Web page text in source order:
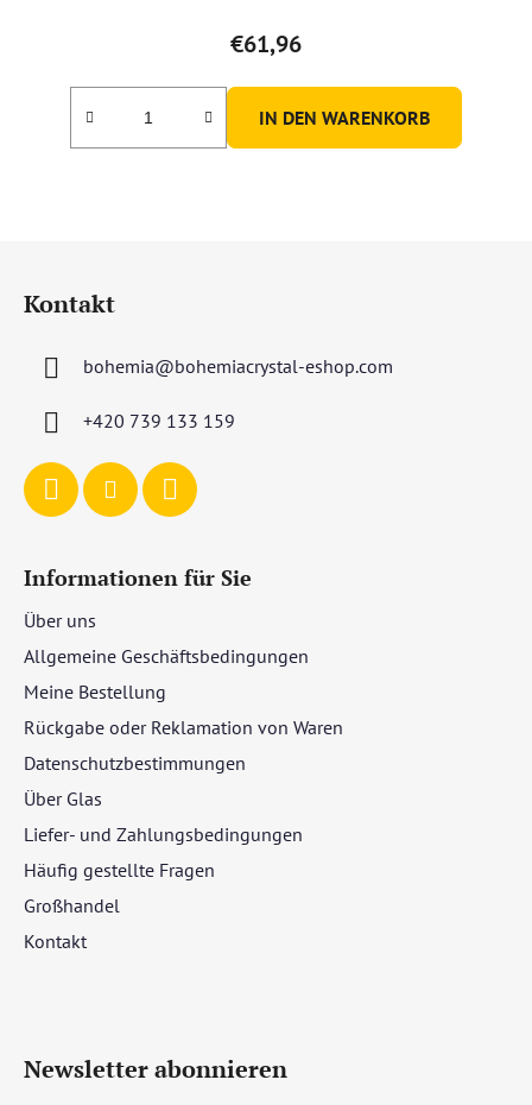
€61,96
IN DEN WARENKORB
Kontakt
bohemia@bohemiacrystal-eshop.com
+420 739 133 159
Informationen für Sie
Über uns
Allgemeine Geschäftsbedingungen
Meine Bestellung
Rückgabe oder Reklamation von Waren
Datenschutzbestimmungen
Über Glas
Liefer- und Zahlungsbedingungen
Häufig gestellte Fragen
Großhandel
Kontakt
Newsletter abonnieren